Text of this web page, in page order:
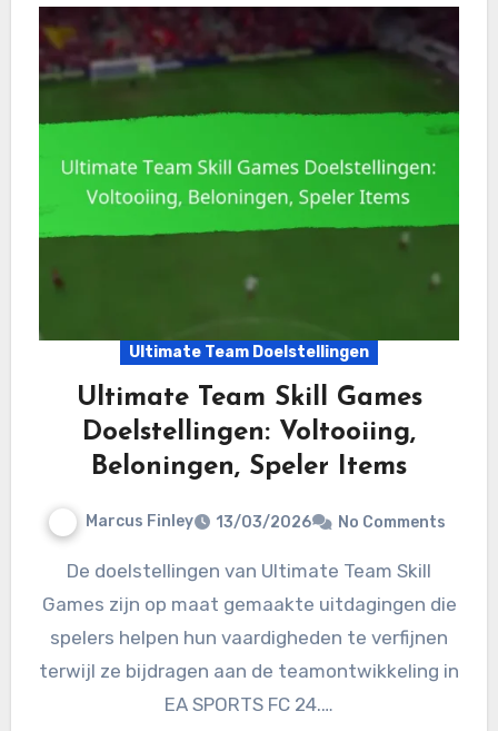
Ultimate Team Doelstellingen
Ultimate Team Skill Games
Doelstellingen: Voltooiing,
Beloningen, Speler Items
Marcus Finley 13/03/2026 No Comments
De doelstellingen van Ultimate Team Skill
Games zijn op maat gemaakte uitdagingen die
spelers helpen hun vaardigheden te verfijnen
terwijl ze bijdragen aan de teamontwikkeling in
EA SPORTS FC 24.…